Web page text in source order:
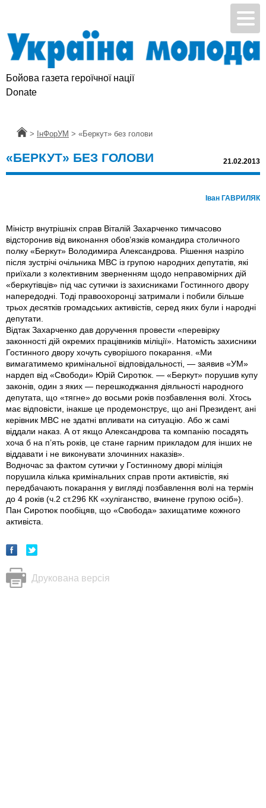
Бойова газета героїчної нації
Donate
Головна
> ІнФорУМ > «Беркут» без голови
«БЕРКУТ» БЕЗ ГОЛОВИ 21.02.2013
Іван ГАВРИЛЯК
Міністр внутрішніх справ Віталій Захарченко тимчасово
відсторонив від виконання обов’язків командира столичного
полку «Беркут» Володимира Александрова. Рішення назріло
після зустрічі очільника МВС iз групою народних депутатів, які
приїхали з колективним зверненням щодо неправомірних дій
«беркутiвцiв» під час сутички із захисниками Гостинного двору
напередодні. Тоді правоохоронці затримали і побили бiльше
трьох десятків громадських активістів, серед яких були і народні
депутати.
Вiдтак Захарченко дав доручення провести «перевірку
законності дій окремих працівників міліції». Натомість захисники
Гостинного двору хочуть суворішого покарання. «Ми
вимагатимемо кримінальної відповідальності, — заявив «УМ»
нардеп від «Свободи» Юрій Сиротюк. — «Беркут» порушив купу
законів, один з яких — перешкоджання діяльності народного
депутата, що «тягне» до восьми років позбавлення волі. Хтось
має відповісти, інакше це продемонструє, що ані Президент, ані
керiвник МВС не здатні впливати на ситуацію. Або ж самі
віддали наказ. А от якщо Александрова та компанію посадять
хоча б на п’ять років, це стане гарним прикладом для інших не
віддавати і не виконувати злочинних наказів».
Водночас за фактом сутички у Гостинному дворі міліція
порушила кілька кримінальних справ проти активістів, які
передбачають покарання у вигляді позбавлення волі на термін
до 4 років (ч.2 ст.296 КК «хуліганство, вчинене групою осіб»).
Пан Сиротюк пообіцяв, що «Свобода» захищатиме кожного
активіста.
Друкована версія